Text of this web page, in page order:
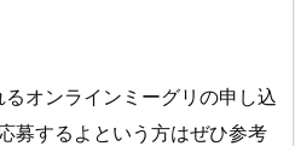
オンラインミーグリの申し込
募するよという方はぜひ参考